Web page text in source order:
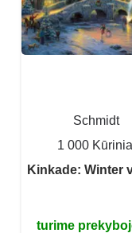
Schmidt
1 000
Kinkade: Winter
turime